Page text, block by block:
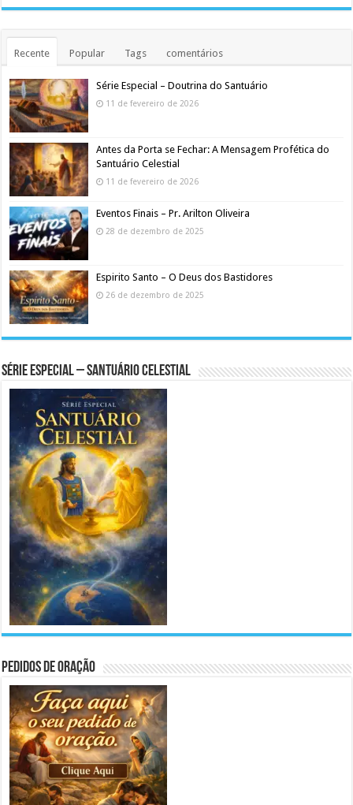
Recente Popular Tags comentários
Série Especial – Doutrina do Santuário
11 de fevereiro de 2026
Antes da Porta se Fechar: A Mensagem Profética do
Santuário Celestial
11 de fevereiro de 2026
Eventos Finais – Pr. Arilton Oliveira
28 de dezembro de 2025
Espirito Santo – O Deus dos Bastidores
26 de dezembro de 2025
Série Especial – Santuário Celestial
Pedidos de Oração